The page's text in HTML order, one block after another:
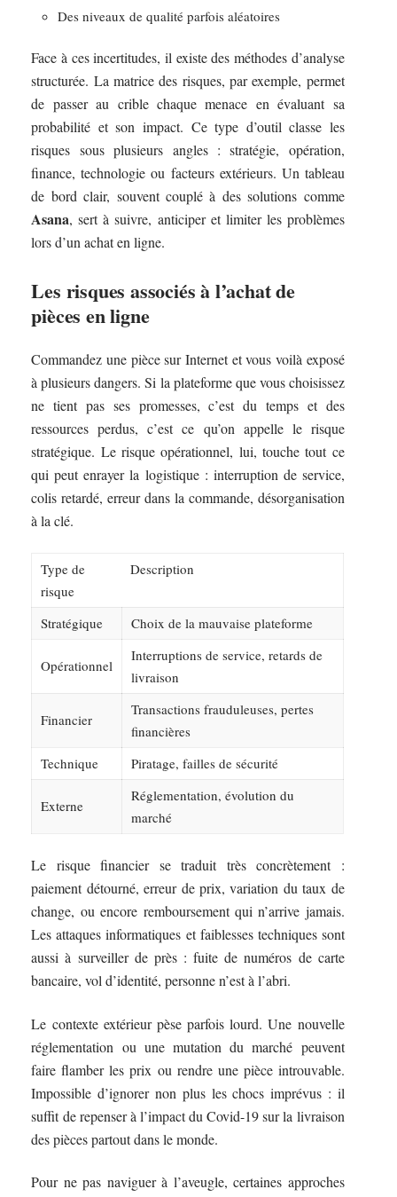
Des niveaux de qualité parfois aléatoires
Face à ces incertitudes, il existe des méthodes d’analyse
structurée. La matrice des risques, par exemple, permet
de passer au crible chaque menace en évaluant sa
probabilité et son impact. Ce type d’outil classe les
risques sous plusieurs angles : stratégie, opération,
finance, technologie ou facteurs extérieurs. Un tableau
de bord clair, souvent couplé à des solutions comme
Asana, sert à suivre, anticiper et limiter les problèmes
lors d’un achat en ligne.
Les risques associés à l’achat de
pièces en ligne
Commandez une pièce sur Internet et vous voilà exposé
à plusieurs dangers. Si la plateforme que vous choisissez
ne tient pas ses promesses, c’est du temps et des
ressources perdus, c’est ce qu’on appelle le risque
stratégique. Le risque opérationnel, lui, touche tout ce
qui peut enrayer la logistique : interruption de service,
colis retardé, erreur dans la commande, désorganisation
à la clé.
Type de
risque
Description
Stratégique Choix de la mauvaise plateforme
Opérationnel
Interruptions de service, retards de
livraison
Financier
Transactions frauduleuses, pertes
financières
Technique
Piratage, failles de sécurité
Externe
Réglementation, évolution du
marché
Le risque financier se traduit très concrètement :
paiement détourné, erreur de prix, variation du taux de
change, ou encore remboursement qui n’arrive jamais.
Les attaques informatiques et faiblesses techniques sont
aussi à surveiller de près : fuite de numéros de carte
bancaire, vol d’identité, personne n’est à l’abri.
Le contexte extérieur pèse parfois lourd. Une nouvelle
réglementation ou une mutation du marché peuvent
faire flamber les prix ou rendre une pièce introuvable.
Impossible d’ignorer non plus les chocs imprévus : il
suffit de repenser à l’impact du Covid-19 sur la livraison
des pièces partout dans le monde.
Pour ne pas naviguer à l’aveugle, certaines approches